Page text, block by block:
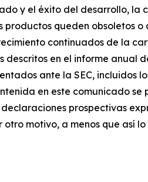
y el éxito del desarrollo, la
queden obsoletos
continuados de la
en el informe anual
ante la SEC, incluidos
en este comunicado
prospectivas
motivo, a menos que así